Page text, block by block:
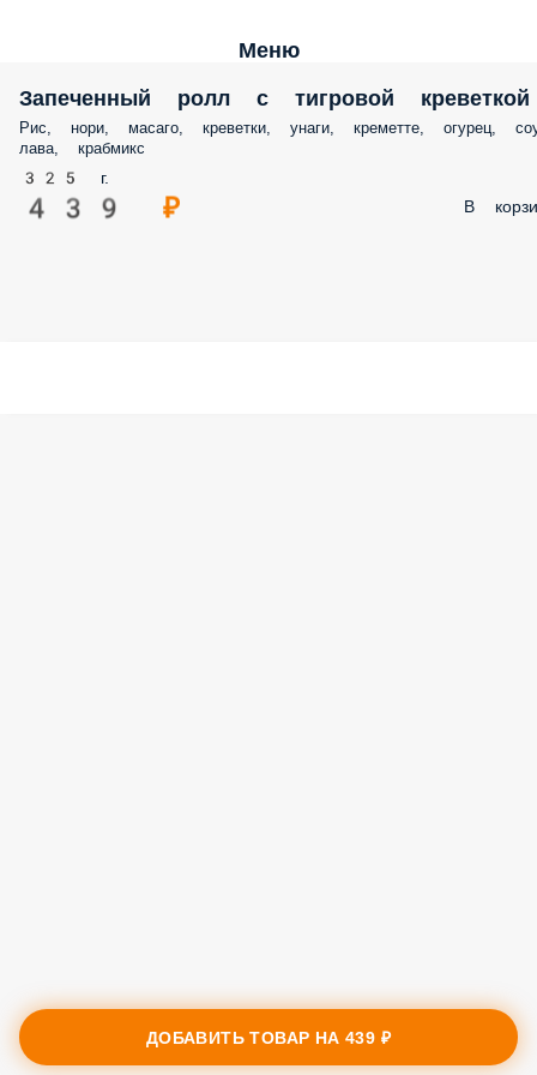
Меню
Запеченный ролл с тигровой креветкой
Рис, нори, масаго, креветки, унаги, креметте, огурец,
лава, крабмикс
325 г.
439 ₽ В
ДОБАВИТЬ ТОВАР НА439 ₽